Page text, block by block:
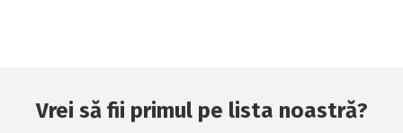
Vrei să fii primul pe lista noastră?